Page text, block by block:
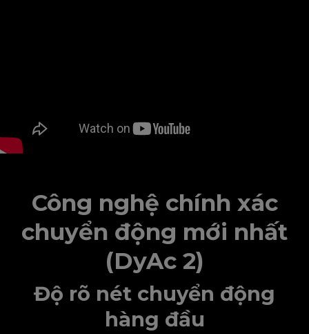
Công nghệ chính xác
chuyển động mới nhất
(DyAc 2)
Độ rõ nét chuyển động
hàng đầu